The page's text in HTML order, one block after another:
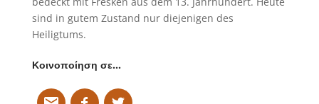
sind in gutem Zustand nur diejenigen des
Heiligtums.
Κοινοποίηση σε…